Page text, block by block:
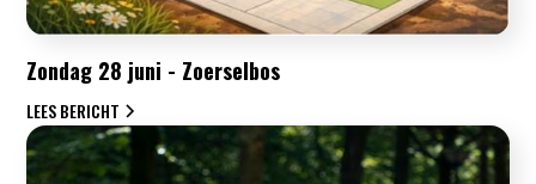
Zondag 28 juni - Zoerselbos
LEES BERICHT